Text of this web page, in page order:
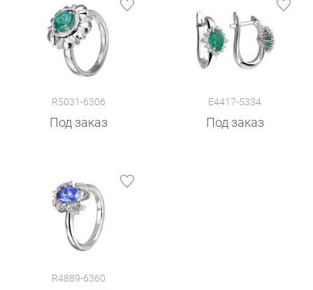
R5031-6306
Под заказ
E4417-5334
Под заказ
R4889-6360